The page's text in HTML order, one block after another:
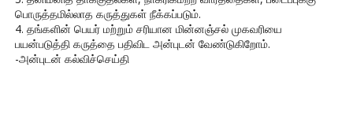
பொருத்தமில்லாத கருத்துகள் நீக்கப்படும்.
4. தங்களின் பெயர் மற்றும் சரியான மின்னஞ்சல் முகவரியை
பயன்படுத்தி கருத்தை பதிவிட அன்புடன் வேண்டுகிறோம்.
-அன்புடன் கல்விச்செய்தி